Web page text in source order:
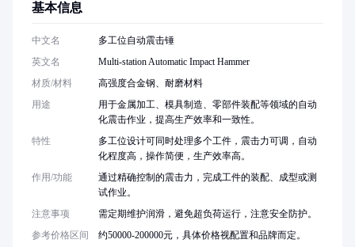
基本信息
中文名
多工位自动震击锤
英文名
Multi-station Automatic Impact Hammer
材质/材料
高强度合金钢、耐磨材料
用途
用于金属加工、模具制造、零部件装配等领域的自动
化震击作业，提高生产效率和一致性。
特性
多工位设计可同时处理多个工件，震击力可调，自动
化程度高，操作简便，生产效率高。
作用/功能
通过精确控制的震击力，完成工件的装配、成型或测
试作业。
注意事项
需定期维护润滑，避免超负荷运行，注意安全防护。
参考价格区间
约50000-200000元，具体价格视配置和品牌而定。